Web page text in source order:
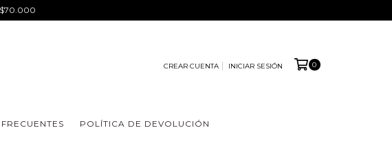
$70.000
CREAR CUENTA INICIAR SESIÓN 0
POLÍTICA DE DEVOLUCIÓN